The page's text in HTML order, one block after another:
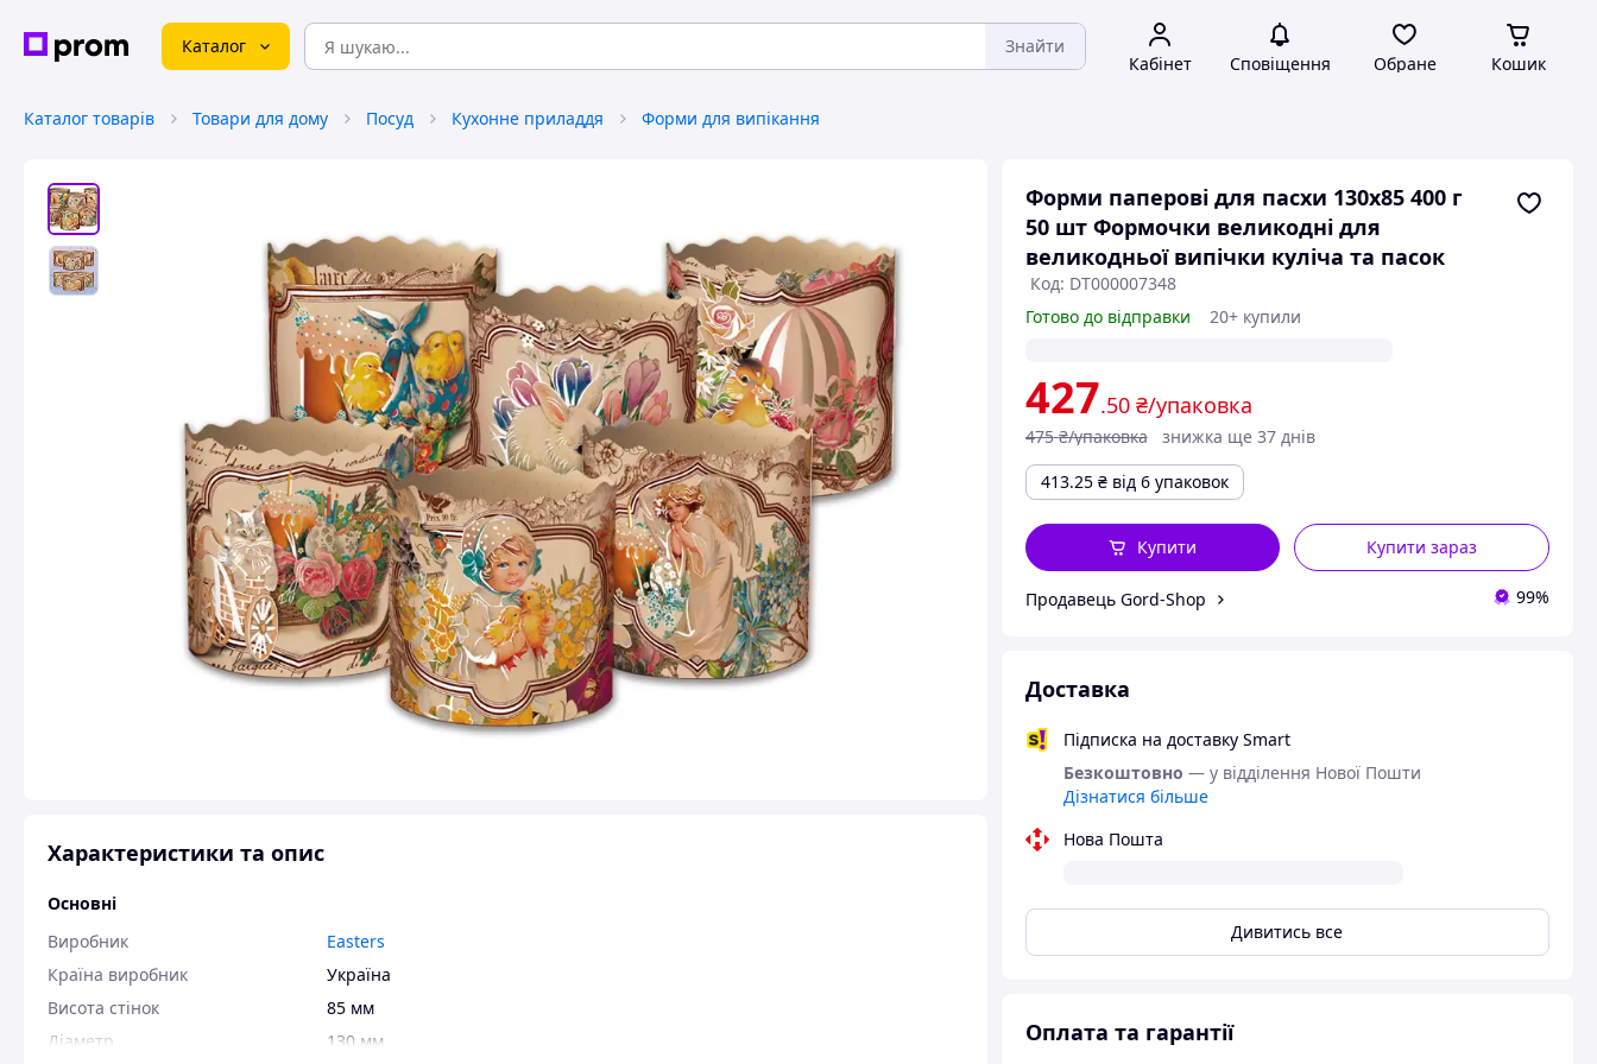
Каталог Знайти
Кабінет Сповіщення Обране Кошик
Каталог товарів Товари для дому Посуд Кухонне приладдя Форми для випікання
Форми паперові для пасхи 130х85 400 г
50 шт Формочки великодні для
великодньої випічки куліча та пасок
Код: DT000007348
Готово до відправки
20+ купили
427.50 ₴/упаковка
475 ₴/упаковка
знижка ще 37 днів
413.25 ₴ від 6 упаковок
Купити зараз
Купити
Продавець Gord-Shop 99%
Доставка
Підписка на доставку Smart
Безкоштовно — у відділення Нової Пошти
Дізнатися більше
Нова Пошта
Дивитись все
Оплата та гарантії
Характеристики та опис
Основні
Виробник
Easters
Країна виробник
Україна
Висота стінок
85 мм
Діаметр
130 мм